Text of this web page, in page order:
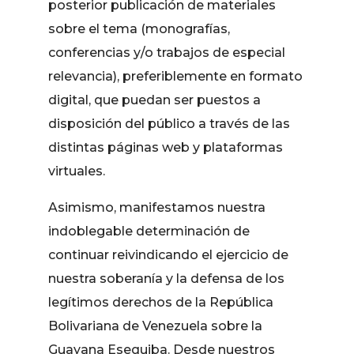
posterior publicación de materiales
sobre el tema (monografías,
conferencias y/o trabajos de especial
relevancia), preferiblemente en formato
digital, que puedan ser puestos a
disposición del público a través de las
distintas páginas web y plataformas
virtuales.
Asimismo, manifestamos nuestra
indoblegable determinación de
continuar reivindicando el ejercicio de
nuestra soberanía y la defensa de los
legítimos derechos de la República
Bolivariana de Venezuela sobre la
Guayana Esequiba. Desde nuestros